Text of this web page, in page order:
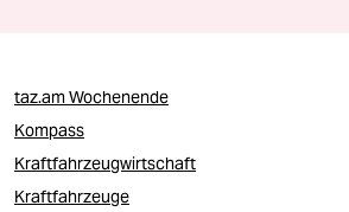
taz.am Wochenende
Kompass
Kraftfahrzeugwirtschaft
Kraftfahrzeuge